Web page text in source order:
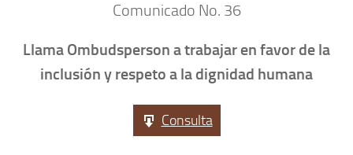
Comunicado No. 36
Llama Ombudsperson a trabajar en favor de la
inclusión y respeto a la dignidad humana
Consulta